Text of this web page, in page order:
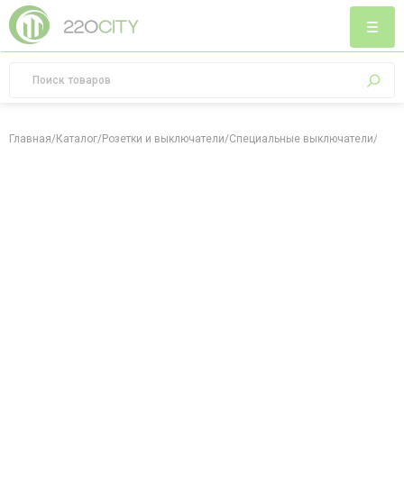
Главная/Каталог/Розетки и выключатели/Специальные выключатели/